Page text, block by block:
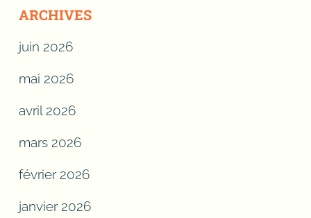
ARCHIVES
juin 2026
mai 2026
avril 2026
mars 2026
février 2026
janvier 2026